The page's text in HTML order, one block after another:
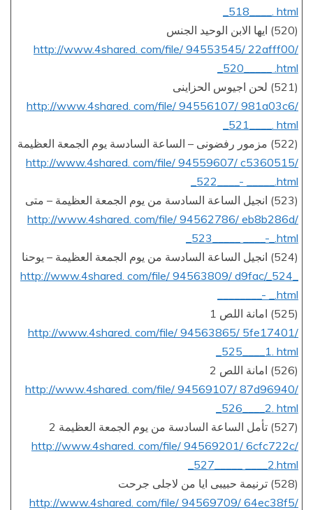
_518____. html
(520) ايها الابن الوحيد الجنس
http://www.4shared. com/file/ 94553545/ 22afff00/
_520_____ .html
(521) لحن اجيوس الحزاينى
http://www.4shared. com/file/ 94556107/ 981a03c6/
_521____. html
(522) مزمور رفضونى – الساعة السادسة يوم الجمعة العظيمة
http://www.4shared. com/file/ 94559607/ c5360515/
_522____- _____.html
(523) انجيل الساعة السادسة من يوم الجمعة العظيمة – متى
http://www.4shared. com/file/ 94562786/ eb8b286d/
_523_____ ____-_.html
(524) انجيل الساعة السادسة من يوم الجمعة العظيمة – يوحنا
http://www.4shared. com/file/ 94563809/ d9fac/_524_
________- _.html
(525) امانة اللص 1
http://www.4shared. com/file/ 94563865/ 5fe17401/
_525____1. html
(526) امانة اللص 2
http://www.4shared. com/file/ 94569107/ 87d96940/
_526____2. html
(527) تأمل الساعة السادسة من يوم الجمعة العظيمة 2
http://www.4shared. com/file/ 94569201/ 6cfc722c/
_527_____ ____2.html
(528) ترنيمة حبيبى ايا من لاجلى جرحت
http://www.4shared. com/file/ 94569709/ 64ec38f5/